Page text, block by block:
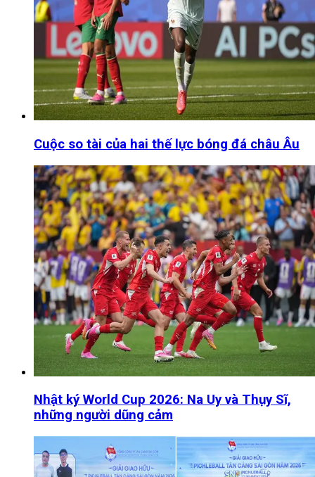
Cuộc so tài của hai thế lực bóng đá châu Âu
Nhật ký World Cup 2026: Na Uy và Thụy Sĩ,
những người dũng cảm